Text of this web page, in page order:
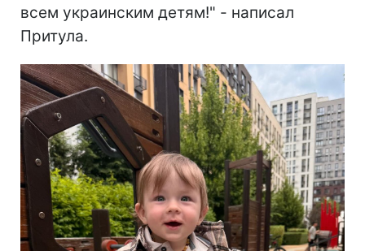
всем украинским детям!" - написал
Притула.